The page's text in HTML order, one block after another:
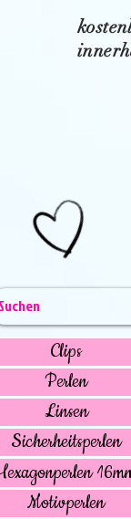
Clips
Perlen
Linsen
Sicherheitsperlen
Motivperlen